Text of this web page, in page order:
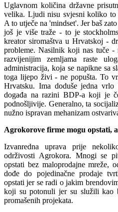
Uglavnom količina državne
velika. Ljudi nisu svjesni koliko to
A to utječe na 'mindset'. Jer baš
još je više traže - to je
kreator siromaštva u Hrvatskoj -
probleme. Nasilnik koji nas tuče -
razvijenijim zemljama raste
administracija, koja se napikne sa
toga lijepo živi - ne popušta. To
Hrvatsku. Ima doduše jedna
događa na razini BDP-a koji je
podnošljivije. Generalno, ta
nužno ispravan mehanizam
Agrokorove firme mogu opstati,
Izvanredna uprava prije
održivosti Agrokora. Mnogi se
opstati bez maloprodajne mreže,
dođe do pojedinačne prodaje
opstati jer se radi o jakim
koji su potonuli jer su služili kao
promašenih projekata.